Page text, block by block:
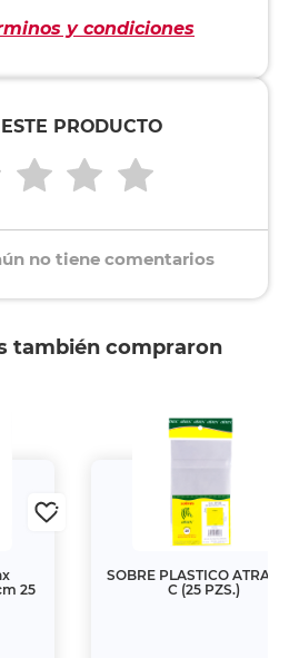
y condiciones
PRODUCTO
no tiene comentarios
también compraron
25
SOBRE PLASTICO ATRAX
C (25 PZS.)